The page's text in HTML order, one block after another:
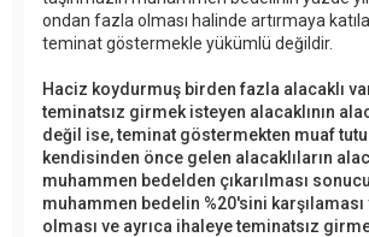
ondan fazla olması halinde artırmaya
teminat göstermekle yükümlü değildir.
Haciz koydurmuş birden fazla alacaklı
teminatsız girmek isteyen alacaklının
değil ise, teminat göstermekten muaf
kendisinden önce gelen alacaklıların
muhammen bedelden çıkarılması
muhammen bedelin %20'sini
olması ve ayrıca ihaleye teminatsız